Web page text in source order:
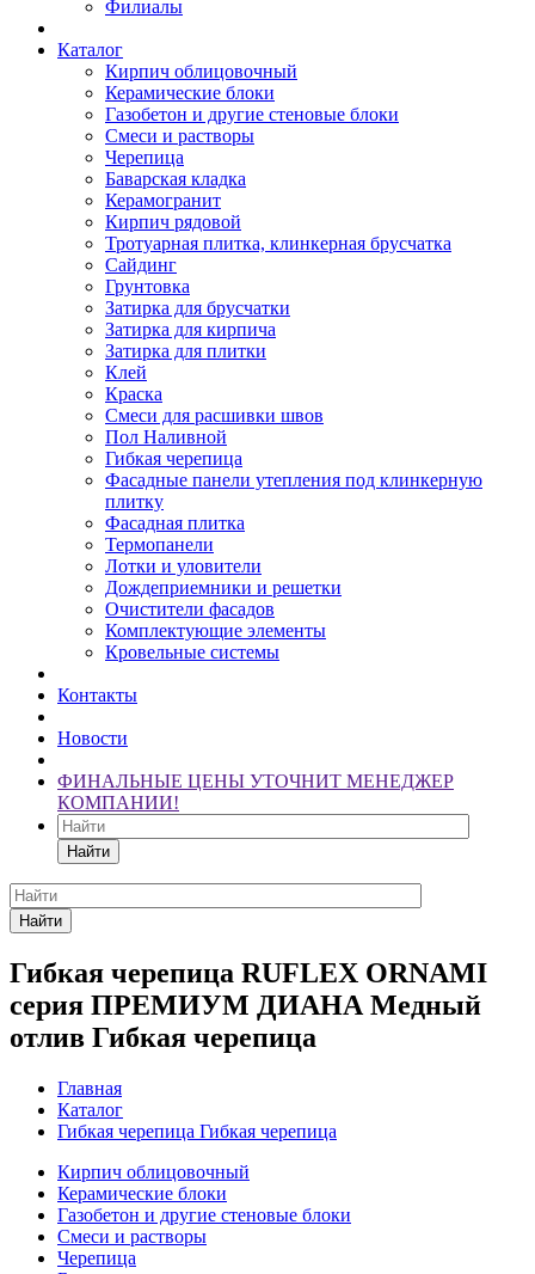
Филиалы
Каталог
Кирпич облицовочный
Керамические блоки
Газобетон и другие стеновые блоки
Смеси и растворы
Черепица
Баварская кладка
Керамогранит
Кирпич рядовой
Тротуарная плитка, клинкерная брусчатка
Сайдинг
Грунтовка
Затирка для брусчатки
Затирка для кирпича
Затирка для плитки
Клей
Краска
Смеси для расшивки швов
Пол Наливной
Гибкая черепица
Фасадные панели утепления под клинкерную
плитку
Фасадная плитка
Термопанели
Лотки и уловители
Дождеприемники и решетки
Очистители фасадов
Комплектующие элементы
Кровельные системы
Контакты
Новости
ФИНАЛЬНЫЕ ЦЕНЫ УТОЧНИТ МЕНЕДЖЕР
КОМПАНИИ!
Найти
Найти
Гибкая черепица RUFLEX ORNAMI
серия ПРЕМИУМ ДИАНА Медный
отлив Гибкая черепица
Главная
Каталог
Гибкая черепица Гибкая черепица
Кирпич облицовочный
Керамические блоки
Газобетон и другие стеновые блоки
Смеси и растворы
Черепица